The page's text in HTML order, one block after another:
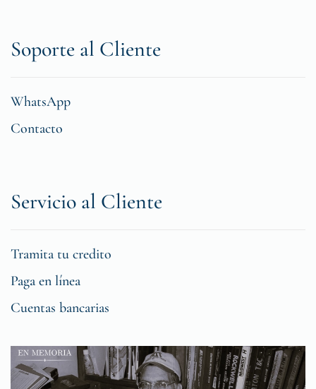
Soporte al Cliente
WhatsApp
Contacto
Servicio al Cliente
Tramita tu credito
Paga en línea
Cuentas bancarias